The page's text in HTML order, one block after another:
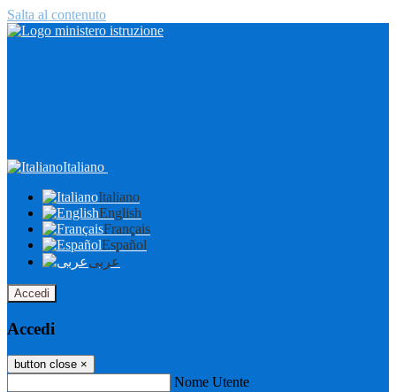
Salta al contenuto
Italiano
Italiano
English
Français
Español
عربى
Accedi
Accedi
button close ×
Nome Utente